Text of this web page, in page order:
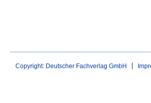
Copyright: Deutscher Fachverlag GmbH